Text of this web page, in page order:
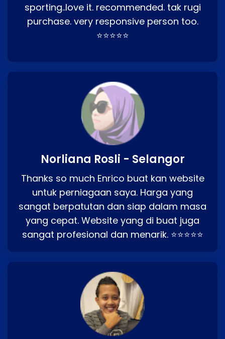
sporting..love it. recommended. tak rugi
purchase. very responsive person too.
⭐⭐⭐⭐⭐
Norliana Rosli - Selangor
Thanks so much Enrico buat kan website
untuk perniagaan saya. Harga yang
sangat berpatutan dan siap dalam masa
yang cepat. Website yang di buat juga
sangat profesional dan menarik. ⭐⭐⭐⭐⭐